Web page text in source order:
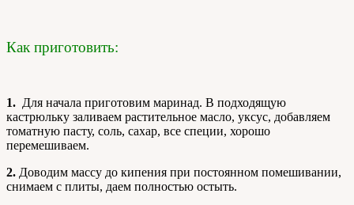
Как приготовить:
1. Для начала приготовим маринад. В подходящую
кастрюльку заливаем растительное масло, уксус, добавляем
томатную пасту, соль, сахар, все специи, хорошо
перемешиваем.
2. Доводим массу до кипения при постоянном помешивании,
снимаем с плиты, даем полностью остыть.